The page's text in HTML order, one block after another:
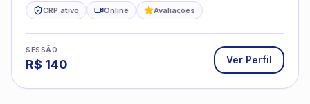
CRP ativo Online Avaliações
SESSÃO
R$ 140 Ver Perfil